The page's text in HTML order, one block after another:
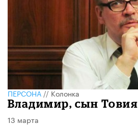
ПЕРСОНА//Колонка
Владимир, сын Товия
13 марта